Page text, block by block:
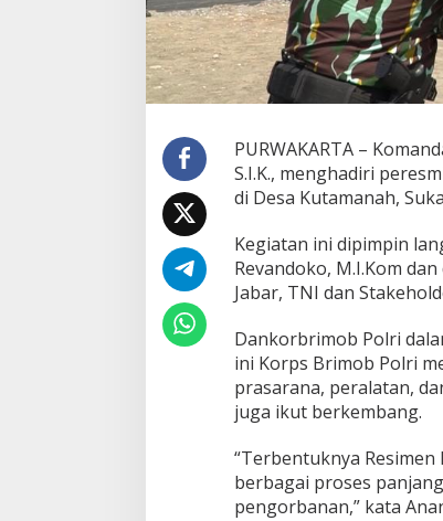
PURWAKARTA –
S.I.K., menghadiri
di Desa Kutamanah,
Kegiatan ini dipimpin
Revandoko, M.I.Kom
Jabar, TNI dan
Dankorbrimob Polri
ini Korps Brimob Polri
prasarana, peralatan,
juga ikut berkembang.
“Terbentuknya
berbagai proses
pengorbanan,” kata